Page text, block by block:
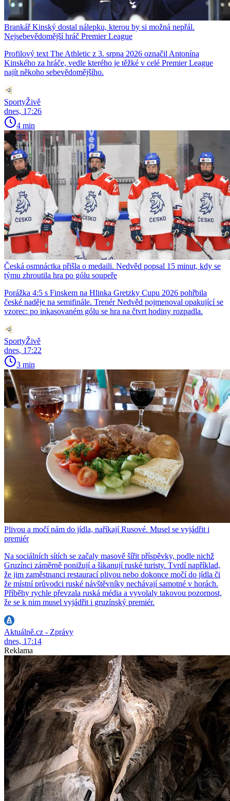
Brankář Kinský dostal nálepku, kterou by si možná nepřál.
Nejsebevědomější hráč Premier League
Profilový text The Athletic z 3. srpna 2026 označil Antonína
Kinského za hráče, vedle kterého je těžké v celé Premier League
najít někoho sebevědomějšího.
SportyŽivě
dnes, 17:26
4 min
Česká osmnáctka přišla o medaili. Nedvěd popsal 15 minut, kdy se
týmu zhroutila hra po gólu soupeře
Porážka 4:5 s Finskem na Hlinka Gretzky Cupu 2026 pohřbila
české naděje na semifinále. Trenér Nedvěd pojmenoval opakující se
vzorec: po inkasovaném gólu se hra na čtvrt hodiny rozpadla.
SportyŽivě
dnes, 17:22
3 min
Plivou a močí nám do jídla, naříkají Rusové. Musel se vyjádřit i
premiér
Na sociálních sítích se začaly masově šířit příspěvky, podle nichž
Gruzínci záměrně ponižují a šikanují ruské turisty. Tvrdí například,
že jim zaměstnanci restaurací plivou nebo dokonce močí do jídla či
že místní průvodci ruské návštěvníky nechávají samotné v horách.
Příběhy rychle převzala ruská média a vyvolaly takovou pozornost,
že se k nim musel vyjádřit i gruzínský premiér.
Aktuálně.cz - Zprávy
dnes, 17:14
Reklama